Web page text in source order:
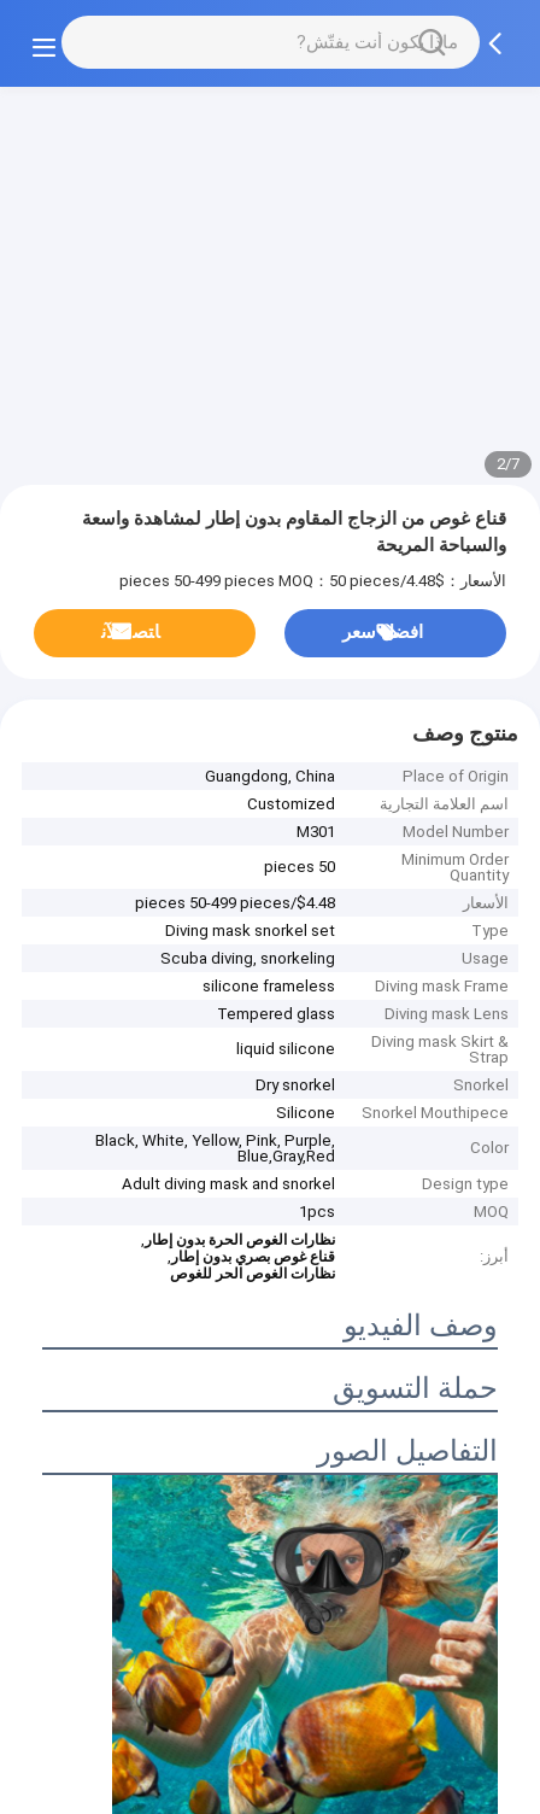
3/7
قناع غوص من الزجاج المقاوم بدون إطار لمشاهدة واسعة
والسباحة المريحة
الأسعار：$4.48/pieces 50-499 pieces MOQ：50 pieces
افضل سعر ﺎﺘﺼﻟ ﺍﻶﻧ
منتوج وصف
Place of Origin
Guangdong, China
اسم العلامة التجارية
Customized
Model Number
M301
Minimum Order
Quantity
50 pieces
الأسعار
$4.48/pieces 50-499 pieces
Type
Diving mask snorkel set
Usage
Scuba diving, snorkeling
Diving mask Frame
silicone frameless
Diving mask Lens
Tempered glass
Diving mask Skirt &
Strap
liquid silicone
Snorkel
Dry snorkel
Snorkel Mouthipece
Silicone
Color
Black, White, Yellow, Pink, Purple,
Blue,Gray,Red
Design type
Adult diving mask and snorkel
MOQ
1pcs
أبرز:
نظارات الغوص الحرة بدون إطار ,
قناع غوص بصري بدون إطار ,
نظارات الغوص الحر للغوص
وصف الفيديو
حملة التسويق
التفاصيل الصور